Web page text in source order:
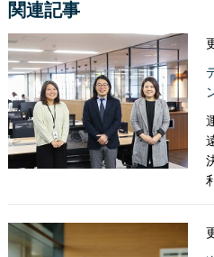
関連記事